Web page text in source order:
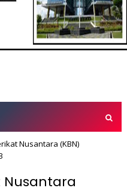
Nusantara (KBN)
Nusantara